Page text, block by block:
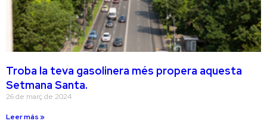
Troba la teva gasolinera més propera aquesta
Setmana Santa.
26 de març de 2024
Leer más »